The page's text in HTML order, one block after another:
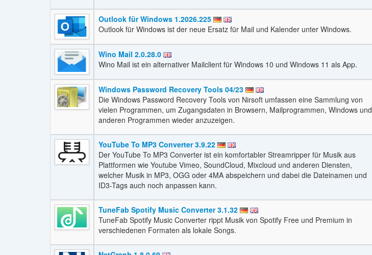
Outlook für Windows 1.2026.225
Outlook für Windows ist der neue Ersatz für Mail und Kalender unter Windows.
Wino Mail 2.0.28.0
Wino Mail ist ein alternativer Mailclient für Windows 10 und Windows 11 als App.
Windows Password Recovery Tools 04/23
Die Windows Password Recovery Tools von Nirsoft umfassen eine Sammlung von
vielen Programmen, um Zugangsdaten in Browsern, Mailprogrammen, Windows und
anderen Programmen wieder anzuzeigen.
YouTube To MP3 Converter 3.9.22
Der YouTube To MP3 Converter ist ein komfortabler Streamripper für Musik aus
Plattformen wie Youtube Vimeo, SoundCloud, Mixcloud und anderen Diensten,
welcher Musik in MP3, OGG oder 4MA abspeichern und dabei die Dateinamen und
ID3-Tags auch noch anpassen kann.
TuneFab Spotify Music Converter 3.1.32
TuneFab Spotify Music Converter rippt Musik von Spotify Free und Premium in
verschiedenen Formaten als lokale Songs.